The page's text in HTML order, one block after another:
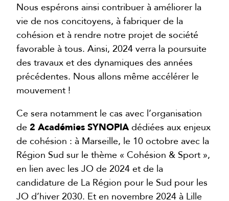
Nous espérons ainsi contribuer à améliorer la
vie de nos concitoyens, à fabriquer de la
cohésion et à rendre notre projet de société
favorable à tous. Ainsi, 2024 verra la poursuite
des travaux et des dynamiques des années
précédentes. Nous allons même accélérer le
mouvement !
Ce sera notamment le cas avec l’organisation
de 2 Académies SYNOPIAdédiées aux enjeux
de cohésion : à Marseille, le 10 octobre avec la
Région Sud sur le thème « Cohésion & Sport »,
en lien avec les JO de 2024 et de la
candidature de La Région pour le Sud pour les
JO d’hiver 2030. Et en novembre 2024 à Lille